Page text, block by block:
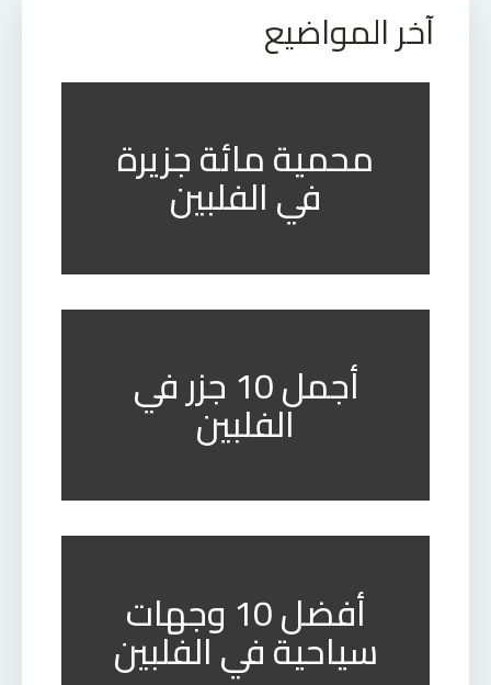
آخر المواضيع
محمية مائة جزيرة
في الفلبين
أجمل 10 جزر في
الفلبين
أفضل 10 وجهات
سياحية في الفلبين